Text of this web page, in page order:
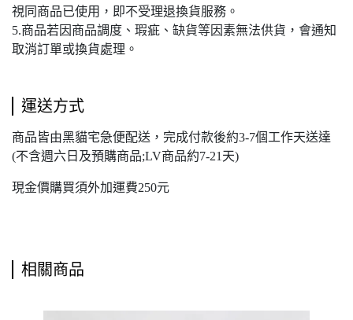
視同商品已使用，即不受理退換貨服務。
5.商品若因商品調度、瑕疵、缺貨等因素無法供貨，會通知
取消訂單或換貨處理。
運送方式
商品皆由黑貓宅急便配送，完成付款後約3-7個工作天送達
(不含週六日及預購商品;LV商品約7-21天)
現金價購買須外加運費250元
相關商品